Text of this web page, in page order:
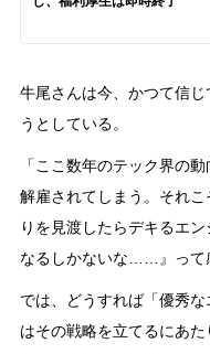
牛尾さんは今、かつて信
うとしている。
「ここ数年のテック界の
解雇されてしまう。それ
りを見渡したらデキるエ
なるしかないな……』って
では、どうすれば「優秀
はその戦略を立てるにあ